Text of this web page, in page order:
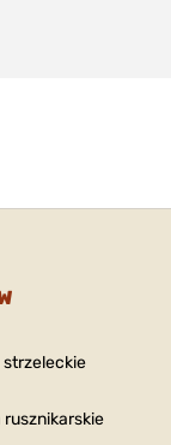
strzeleckie
rusznikarskie